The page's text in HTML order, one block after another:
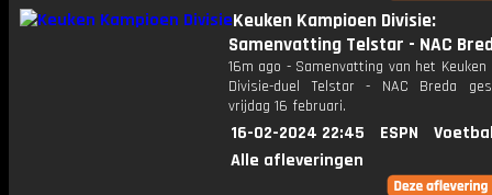
Keuken Kampioen Divisie:
Samenvatting Telstar - NAC
16m ago - Samenvatting van het Keuken
Divisie-duel Telstar - NAC Breda
vrijdag 16 februari.
16-02-2024 22:45 ESPN
Alle afleveringen